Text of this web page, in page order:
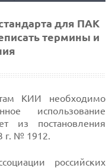
для ПАК
термины и
КИИ необходимо
использование
из постановления
г. № 1912.
российских